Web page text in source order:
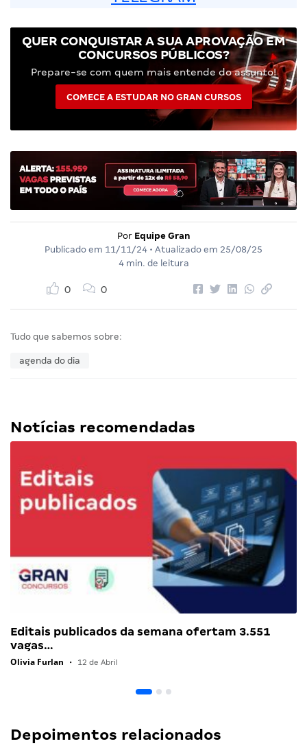
QUER CONQUISTAR A SUA APROVAÇÃO EM
CONCURSOS PÚBLICOS?
Prepare-se com quem mais entende do assunto!
COMECE A ESTUDAR NO GRAN CURSOS
Por Equipe Gran
Publicado em 11/11/24 • Atualizado em 25/08/25
4 min. de leitura
0 0
Tudo que sabemos sobre:
agenda do dia
Notícias recomendadas
Editais publicados da semana ofertam 3.551
vagas…
Olivia Furlan • 12 de Abril
Depoimentos relacionados